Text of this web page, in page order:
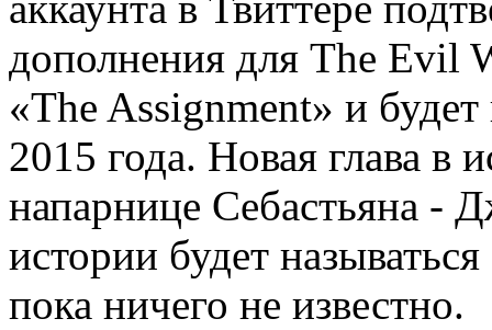
дополнения для The Evil
«The Assignment» и
2015 года. Новая глава в
напарнице Себастьяна -
истории будет
пока ничего не известно.